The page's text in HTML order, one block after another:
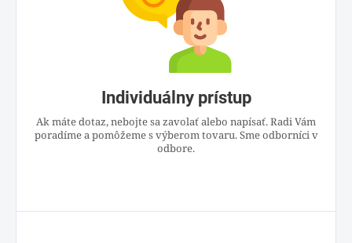
Individuálny prístup
Ak máte dotaz, nebojte sa zavolať alebo napísať. Radi Vám
poradíme a pomôžeme s výberom tovaru. Sme odborníci v
odbore.